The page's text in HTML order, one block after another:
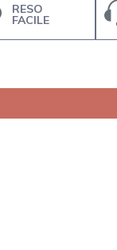
RESO
FACILE